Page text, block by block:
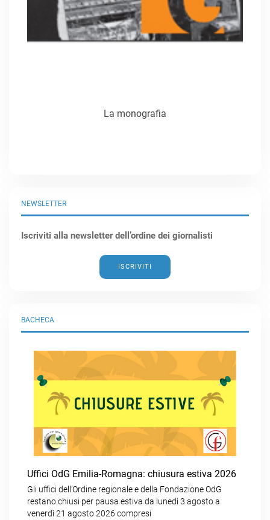
BACHECA
Uffici OdG Emilia-Romagna: chiusura estiva 2026
Gli uffici dell’Ordine regionale e della Fondazione OdG
restano chiusi per pausa estiva da lunedì 3 agosto a
venerdì 21 agosto 2026 compresi
NEWSLETTER
Iscriviti alla newsletter dell’ordine dei giornalisti
ISCRIVITI
La monografia